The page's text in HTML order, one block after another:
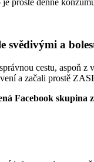
a
cestu, aspoň
a začali prostě
Facebook skupina